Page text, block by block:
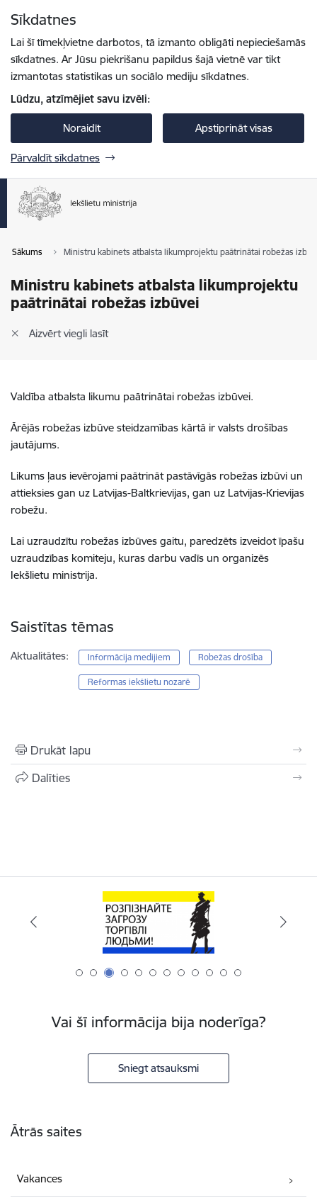
Sīkdatnes
Lai šī tīmekļvietne darbotos, tā izmanto obligāti nepieciešamās
sīkdatnes. Ar Jūsu piekrišanu papildus šajā vietnē var tikt
izmantotas statistikas un sociālo mediju sīkdatnes.
Lūdzu, atzīmējiet savu izvēli:
Noraidīt Apstiprināt visas
Pārvaldīt sīkdatnes
Sākums Ministru kabinets atbalsta likumprojektu paātrinātai robežas
Ministru kabinets atbalsta likumprojektu
paātrinātai robežas izbūvei
Aizvērt viegli lasīt
Valdība atbalsta likumu paātrinātai robežas izbūvei.
Ārējās robežas izbūve steidzamības kārtā ir valsts drošības
jautājums.
Likums ļaus ievērojami paātrināt pastāvīgās robežas izbūvi un
attieksies gan uz Latvijas-Baltkrievijas, gan uz Latvijas-Krievijas
robežu.
Lai uzraudzītu robežas izbūves gaitu, paredzēts izveidot īpašu
uzraudzības komiteju, kuras darbu vadīs un organizēs
Iekšlietu ministrija.
Saistītas tēmas
Aktualitātes: Informācija medijiem Robežas drošība
Reformas iekšlietu nozarē
Drukāt lapu
Dalīties
Vai šī informācija bija noderīga?
Sniegt atsauksmi
Ātrās saites
Vakances